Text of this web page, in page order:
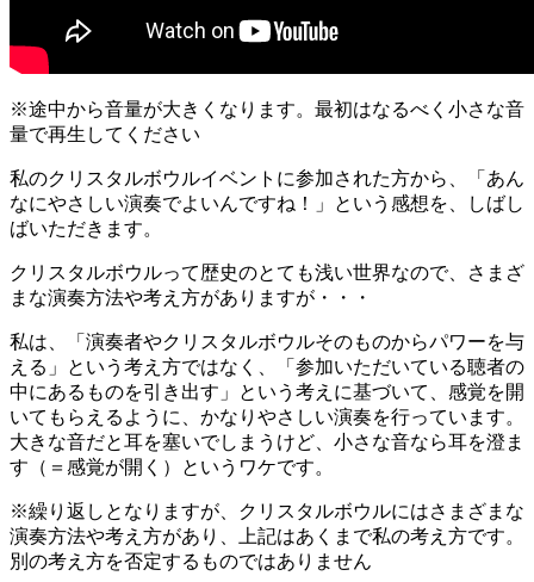
※途中から音量が大きくなります。最初はなるべく小さな音
量で再生してください
私のクリスタルボウルイベントに参加された方から、「あん
なにやさしい演奏でよいんですね！」という感想を、しばし
ばいただきます。
クリスタルボウルって歴史のとても浅い世界なので、さまざ
まな演奏方法や考え方がありますが・・・
私は、「演奏者やクリスタルボウルそのものからパワーを与
える」という考え方ではなく、「参加いただいている聴者の
中にあるものを引き出す」という考えに基づいて、感覚を開
いてもらえるように、かなりやさしい演奏を行っています。
大きな音だと耳を塞いでしまうけど、小さな音なら耳を澄ま
す（＝感覚が開く）というワケです。
※繰り返しとなりますが、クリスタルボウルにはさまざまな
演奏方法や考え方があり、上記はあくまで私の考え方です。
別の考え方を否定するものではありません